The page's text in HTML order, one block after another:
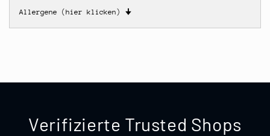
Allergene (hier klicken) 🠋
Verifizierte Trusted Shops